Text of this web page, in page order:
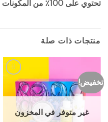
تحتوي على 100٪ من المكونات المنتجة عضويا.
منتجات ذات صلة
تخفيض!
Wishlist
غير متوفر في المخزون